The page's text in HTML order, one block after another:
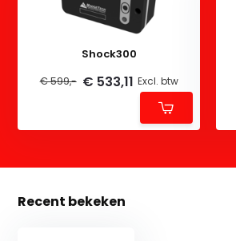
Shock300
€ 599,- € 533,11 Excl. btw
Recent bekeken